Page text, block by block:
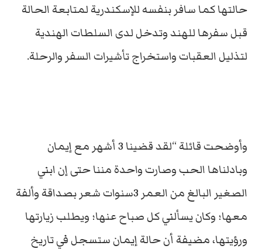
حالتها كما سافر بنفسه للإسكندرية لمتابعة الحالة
قبل سفرها للهند وتدخل لدى السلطات الهندية
لتذليل العقبات واستخراج تأشيرات السفر والرحلة.
وأوضحت قائلة “لقد قضينا 3 أشهر مع إيمان
وبادلناها الحب وصارت واحدة مننا حتى إن ابني
الصغير البالغ من العمر 3سنوات شعر بصداقة وألفة
معها؛ وكان يسألني كل صباح عنها؛ ويطلب زيارتها
ورؤيتها، مضيفة أن حالة إيمان ستسجل في تاريخ